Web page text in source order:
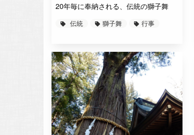
20年毎に奉納される、伝統の獅子舞
伝統 獅子舞 行事